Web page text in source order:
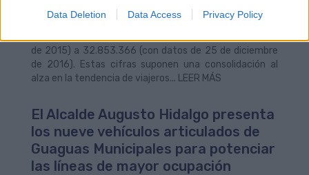
Data Deletion Data Access Privacy Policy
último año, lo que supone un aumento relativo del
4,67% en este periodo de tiempo, donde ha pasado de
de 2015) a 32.853.366 (con datos de 25 de diciembre
de 2016). Estas cifras suponen una consolidación al
alza en la tendencia de viajeros... LEER MÁS
El Alcalde Augusto Hidalgo presenta
los nueve vehículos articulados de
Guaguas Municipales para potenciar
las líneas de mayor ocupación